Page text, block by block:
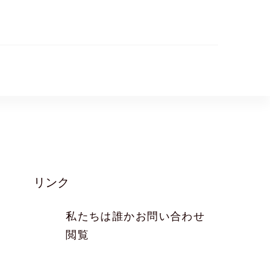
リンク
私たちは誰かお問い合わせ
閲覧